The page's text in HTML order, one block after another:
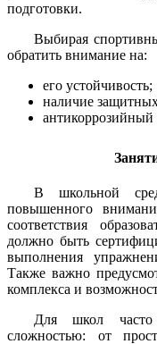
подготовки.
Выбирая
обратить внимание на:
его устойчивость;
наличие
антикоррозийный
В школьной
повышенного
соответствия
должно быть
выполнения
Также важно
комплекса и
Для школ
сложностью: от